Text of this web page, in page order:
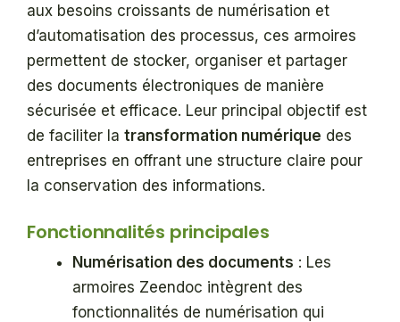
aux besoins croissants de numérisation et
d’automatisation des processus, ces armoires
permettent de stocker, organiser et partager
des documents électroniques de manière
sécurisée et efficace. Leur principal objectif est
de faciliter la transformation numérique des
entreprises en offrant une structure claire pour
la conservation des informations.
Fonctionnalités principales
Numérisation des documents : Les
armoires Zeendoc intègrent des
fonctionnalités de numérisation qui